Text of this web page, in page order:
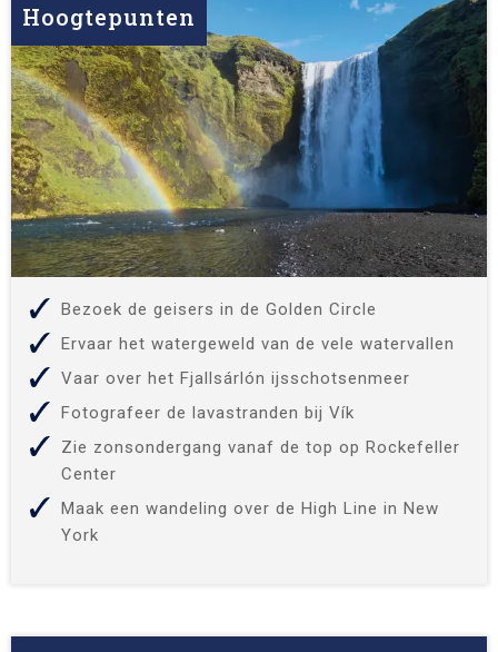
Hoogtepunten
Bezoek de geisers in de Golden Circle
Ervaar het watergeweld van de vele watervallen
Vaar over het Fjallsárlón ijsschotsenmeer
Fotografeer de lavastranden bij Vík
Zie zonsondergang vanaf de top op Rockefeller
Center
Maak een wandeling over de High Line in New
York